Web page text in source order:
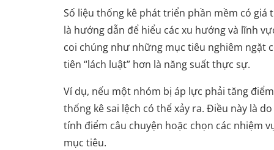
Số liệu thống kê phát triển phần mềm có
là hướng dẫn để hiểu các xu hướng và lĩnh
coi chúng như những mục tiêu nghiêm ngặt
tiên “lách luật” hơn là năng suất thực sự.
Ví dụ, nếu một nhóm bị áp lực phải tăng
thống kê sai lệch có thể xảy ra. Điều này là
tính điểm câu chuyện hoặc chọn các nhiệm
mục tiêu.